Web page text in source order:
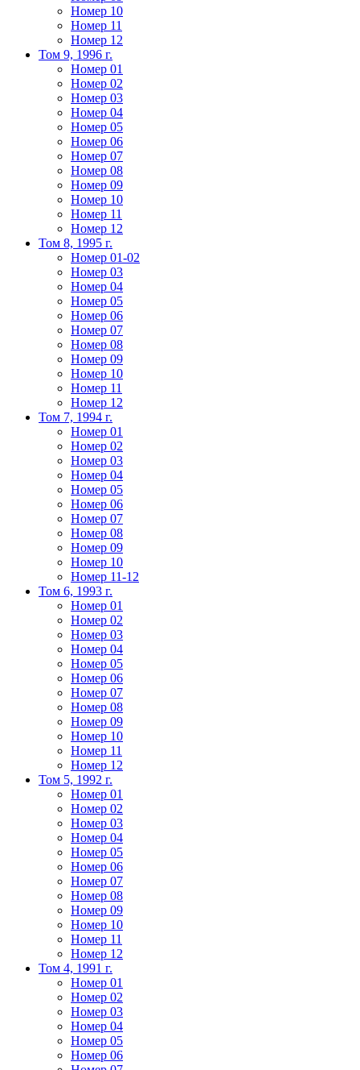
Номер 10
Номер 11
Номер 12
Том 9, 1996 г.
Номер 01
Номер 02
Номер 03
Номер 04
Номер 05
Номер 06
Номер 07
Номер 08
Номер 09
Номер 10
Номер 11
Номер 12
Том 8, 1995 г.
Номер 01-02
Номер 03
Номер 04
Номер 05
Номер 06
Номер 07
Номер 08
Номер 09
Номер 10
Номер 11
Номер 12
Том 7, 1994 г.
Номер 01
Номер 02
Номер 03
Номер 04
Номер 05
Номер 06
Номер 07
Номер 08
Номер 09
Номер 10
Номер 11-12
Том 6, 1993 г.
Номер 01
Номер 02
Номер 03
Номер 04
Номер 05
Номер 06
Номер 07
Номер 08
Номер 09
Номер 10
Номер 11
Номер 12
Том 5, 1992 г.
Номер 01
Номер 02
Номер 03
Номер 04
Номер 05
Номер 06
Номер 07
Номер 08
Номер 09
Номер 10
Номер 11
Номер 12
Том 4, 1991 г.
Номер 01
Номер 02
Номер 03
Номер 04
Номер 05
Номер 06